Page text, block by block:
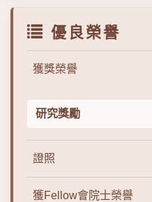
優良榮譽
獲獎榮譽
研究獎勵
證照
獲Fellow會院士榮譽